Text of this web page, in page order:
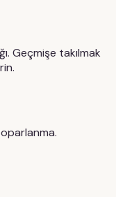
Geçmişe takılmak